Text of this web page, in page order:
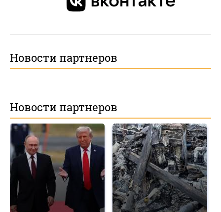
Новости партнеров
Новости партнеров